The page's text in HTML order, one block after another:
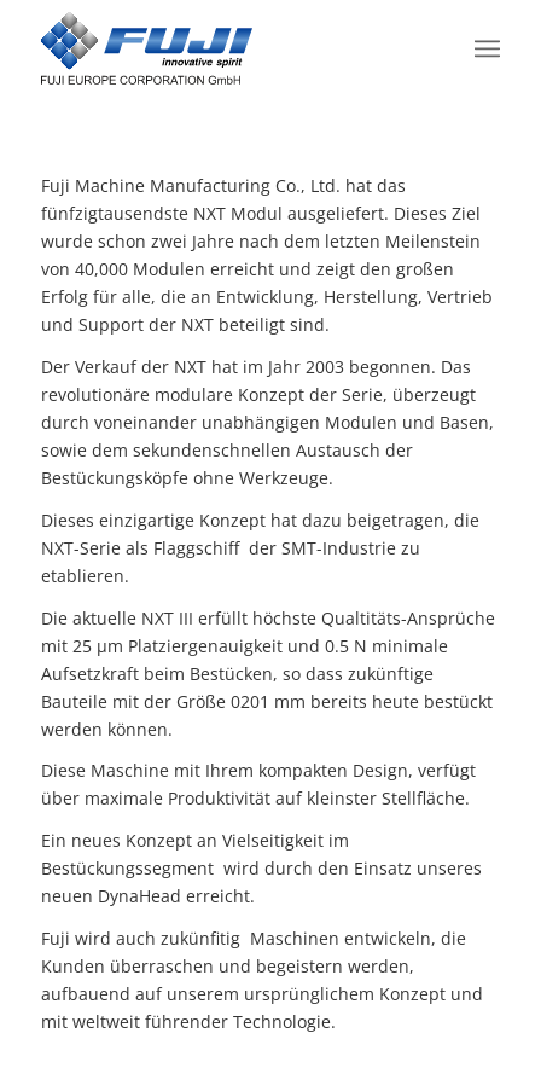
Fuji Machine Manufacturing Co., Ltd. hat das
fünfzigtausendste NXT Modul ausgeliefert. Dieses Ziel
wurde schon zwei Jahre nach dem letzten Meilenstein
von 40,000 Modulen erreicht und zeigt den großen
Erfolg für alle, die an Entwicklung, Herstellung, Vertrieb
und Support der NXT beteiligt sind.
Der Verkauf der NXT hat im Jahr 2003 begonnen. Das
revolutionäre modulare Konzept der Serie, überzeugt
durch voneinander unabhängigen Modulen und Basen,
sowie dem sekundenschnellen Austausch der
Bestückungsköpfe ohne Werkzeuge.
Dieses einzigartige Konzept hat dazu beigetragen, die
NXT-Serie als Flaggschiff der SMT-Industrie zu
etablieren.
Die aktuelle NXT III erfüllt höchste Qualtitäts-Ansprüche
mit 25 µm Platziergenauigkeit und 0.5 N minimale
Aufsetzkraft beim Bestücken, so dass zukünftige
Bauteile mit der Größe 0201 mm bereits heute bestückt
werden können.
Diese Maschine mit Ihrem kompakten Design, verfügt
über maximale Produktivität auf kleinster Stellfläche.
Ein neues Konzept an Vielseitigkeit im
Bestückungssegment wird durch den Einsatz unseres
neuen DynaHead erreicht.
Fuji wird auch zukünfitig Maschinen entwickeln, die
Kunden überraschen und begeistern werden,
aufbauend auf unserem ursprünglichem Konzept und
mit weltweit führender Technologie.